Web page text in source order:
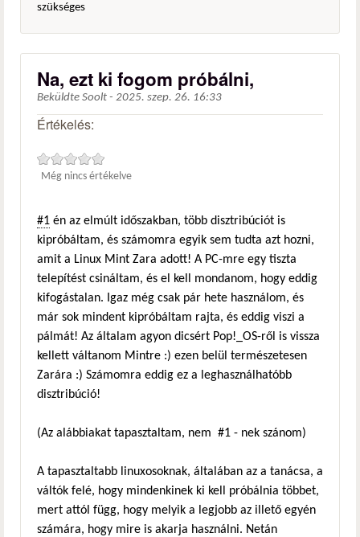
szükséges
Na, ezt ki fogom próbálni,
Beküldte Soolt - 2025. szep. 26. 16:33
Értékelés:
Még nincs értékelve
#1 én az elmúlt időszakban, több disztribúciót is
kipróbáltam, és számomra egyik sem tudta azt hozni,
amit a Linux Mint Zara adott! A PC-mre egy tiszta
telepítést csináltam, és el kell mondanom, hogy eddig
kifogástalan. Igaz még csak pár hete használom, és
már sok mindent kipróbáltam rajta, és eddig viszi a
pálmát! Az általam agyon dicsért Pop!_OS-ről is vissza
kellett váltanom Mintre :) ezen belül természetesen
Zarára :) Számomra eddig ez a leghasználhatóbb
disztribúció!
(Az alábbiakat tapasztaltam, nem #1 - nek szánom)
A tapasztaltabb linuxosoknak, általában az a tanácsa, a
váltók felé, hogy mindenkinek ki kell próbálnia többet,
mert attól függ, hogy melyik a legjobb az illető egyén
számára, hogy mire is akarja használni. Netán